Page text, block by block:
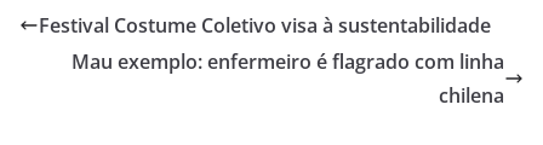
Festival Costume Coletivo visa à sustentabilidade
Mau exemplo: enfermeiro é flagrado com linha
chilena